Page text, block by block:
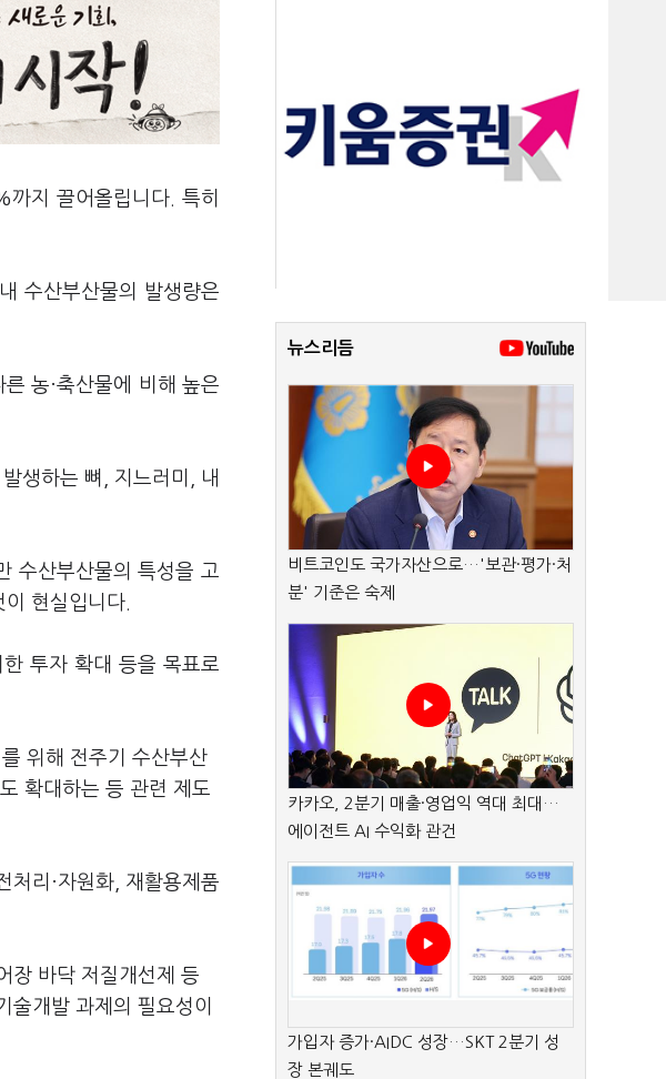
지 끌어올립니다. 특히
수산부산물의 발생량은
농·축산물에 비해 높은
생하는 뼈, 지느러미, 내
수산부산물의 특성을 고
현실입니다.
투자 확대 등을 목표로
위해 전주기 수산부산
확대하는 등 관련 제도
처리·자원화, 재활용제품
장 바닥 저질개선제 등
개발 과제의 필요성이
뉴스리듬
비트코인도 국가자산으로…'보관·평가·처
분' 기준은 숙제
카카오, 2분기 매출·영업익 역대 최대…
에이전트 AI 수익화 관건
가입자 증가·AIDC 성장…SKT 2분기 성
장 본궤도